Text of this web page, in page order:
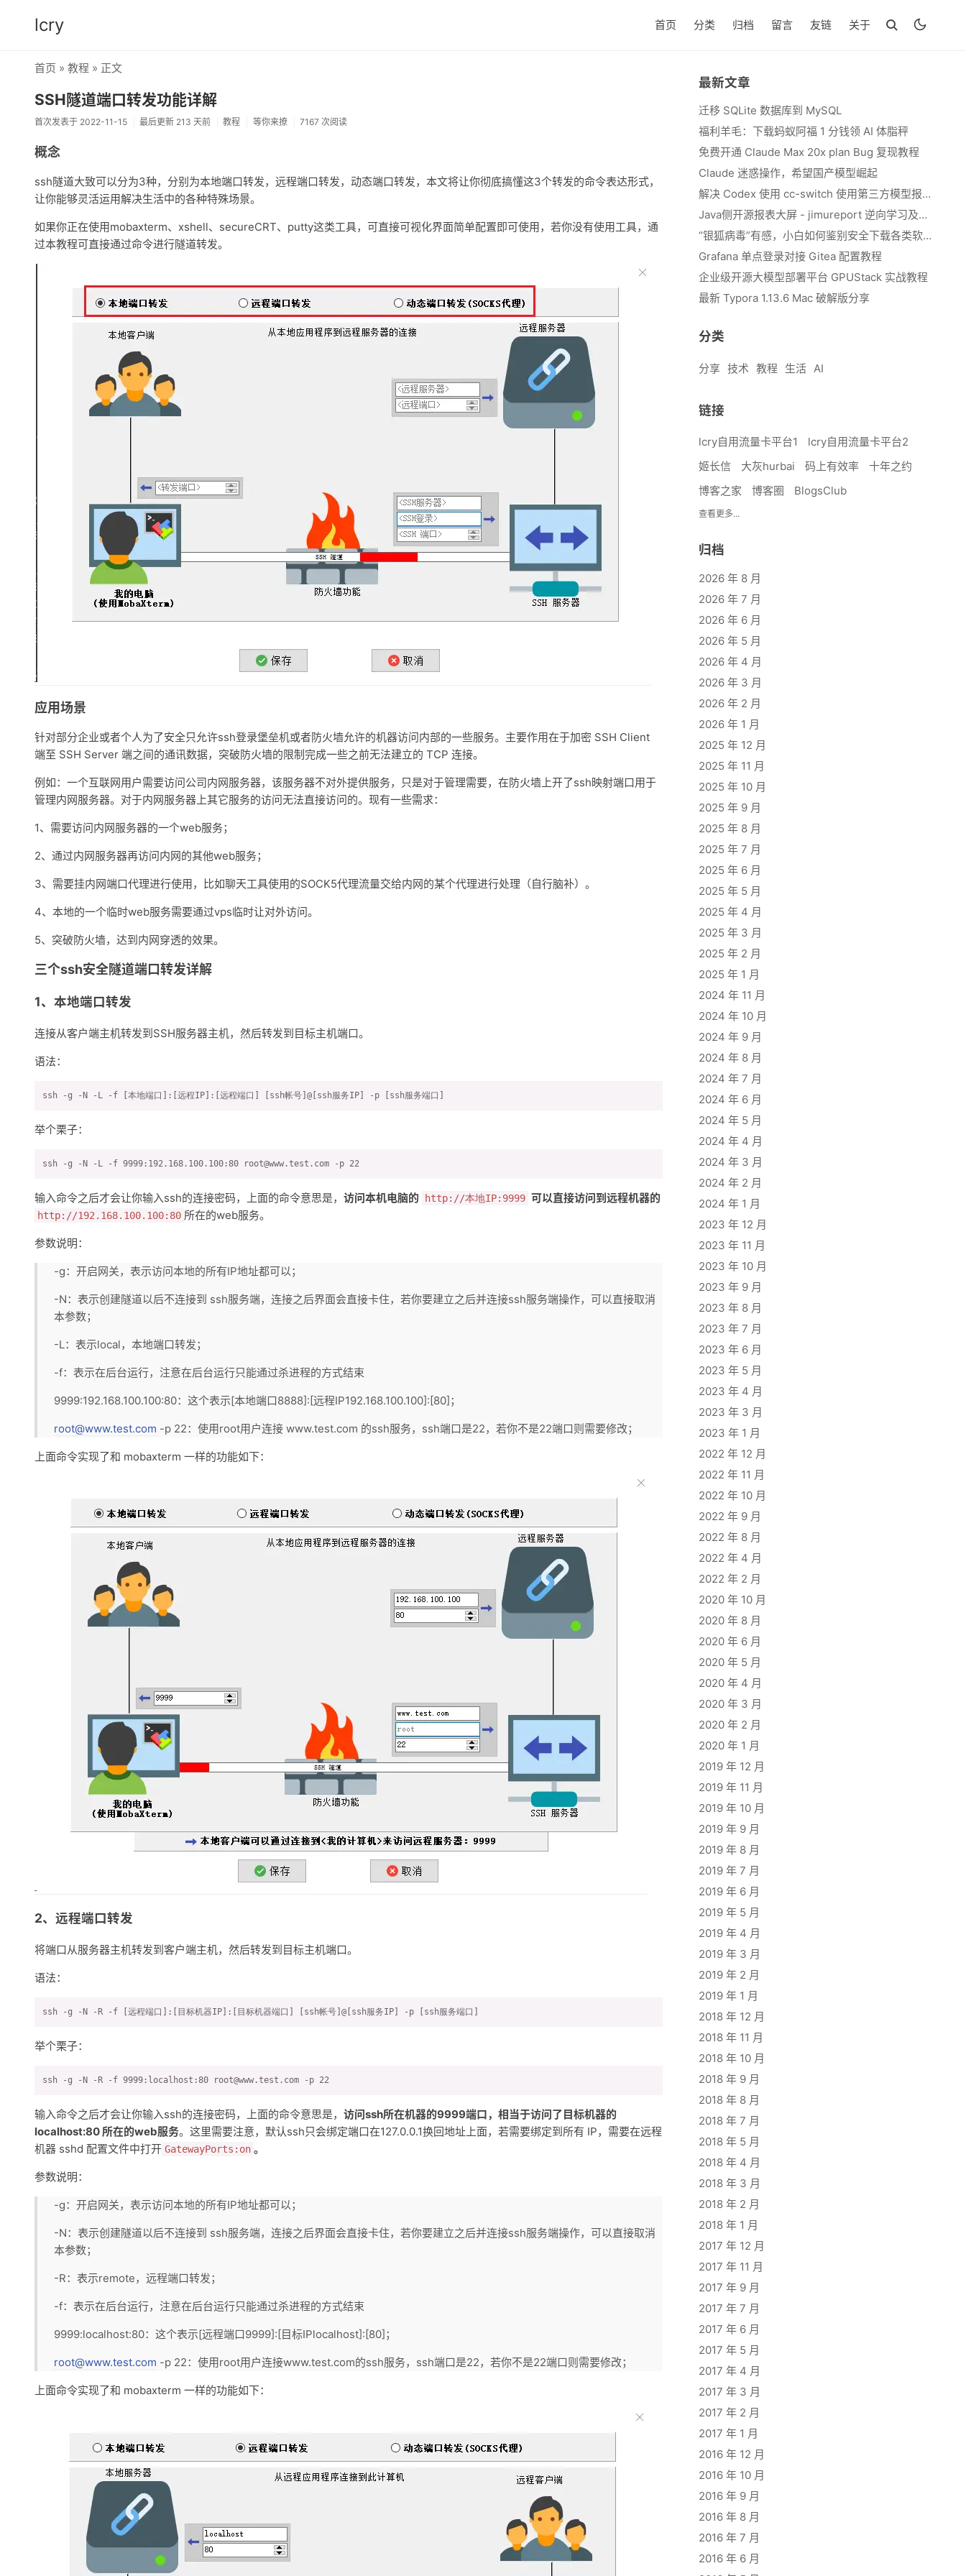
lcry 首页 分类 归档 留言 友链 关于
首页 » 教程 » 正文
SSH隧道端口转发功能详解
首次发表于 2022-11-15 最后更新 213 天前 教程 等你来撩 7167 次阅读
概念
ssh隧道大致可以分为3种，分别为本地端口转发，远程端口转发，动态端口转发，本文将让你彻底搞懂这3个转发的命令表达形式，
让你能够灵活运用解决生活中的各种特殊场景。
如果你正在使用mobaxterm、xshell、secureCRT、putty这类工具，可直接可视化界面简单配置即可使用，若你没有使用工具，通
过本教程可直接通过命令进行隧道转发。
应用场景
针对部分企业或者个人为了安全只允许ssh登录堡垒机或者防火墙允许的机器访问内部的一些服务。主要作用在于加密 SSH Client
端至 SSH Server 端之间的通讯数据，突破防火墙的限制完成一些之前无法建立的 TCP 连接。
例如：一个互联网用户需要访问公司内网服务器，该服务器不对外提供服务，只是对于管理需要，在防火墙上开了ssh映射端口用于
管理内网服务器。对于内网服务器上其它服务的访问无法直接访问的。现有一些需求：
1、需要访问内网服务器的一个web服务；
2、通过内网服务器再访问内网的其他web服务；
3、需要挂内网端口代理进行使用，比如聊天工具使用的SOCK5代理流量交给内网的某个代理进行处理（自行脑补）。
4、本地的一个临时web服务需要通过vps临时让对外访问。
5、突破防火墙，达到内网穿透的效果。
三个ssh安全隧道端口转发详解
1、本地端口转发
连接从客户端主机转发到SSH服务器主机，然后转发到目标主机端口。
语法：
ssh -g -N -L -f [本地端口]:[远程IP]:[远程端口] [ssh帐号]@[ssh服务IP] -p [ssh服务端口]
举个栗子：
ssh -g -N -L -f 9999:192.168.100.100:80 root@www.test.com -p 22
输入命令之后才会让你输入ssh的连接密码，上面的命令意思是， 访问本机电脑的 http://本地IP:9999 可以直接访问到远程机器的
http://192.168.100.100:80 所在的web服务。
参数说明：
-g：开启网关，表示访问本地的所有IP地址都可以；
-N：表示创建隧道以后不连接到 ssh服务端，连接之后界面会直接卡住，若你要建立之后并连接ssh服务端操作，可以直接取消
本参数；
-L：表示local，本地端口转发；
-f：表示在后台运行，注意在后台运行只能通过杀进程的方式结束
9999:192.168.100.100:80：这个表示[本地端口8888]:[远程IP192.168.100.100]:[80]；
root@www.test.com -p 22：使用root用户连接 www.test.com 的ssh服务，ssh端口是22，若你不是22端口则需要修改；
上面命令实现了和 mobaxterm 一样的功能如下：
2、远程端口转发
将端口从服务器主机转发到客户端主机，然后转发到目标主机端口。
语法：
ssh -g -N -R -f [远程端口]:[目标机器IP]:[目标机器端口] [ssh帐号]@[ssh服务IP] -p [ssh服务端口]
举个栗子：
ssh -g -N -R -f 9999:localhost:80 root@www.test.com -p 22
输入命令之后才会让你输入ssh的连接密码，上面的命令意思是， 访问ssh所在机器的9999端口，相当于访问了目标机器的
localhost:80 所在的web服务。这里需要注意，默认ssh只会绑定端口在127.0.0.1换回地址上面，若需要绑定到所有 IP，需要在远程
机器 sshd 配置文件中打开 GatewayPorts:on 。
参数说明：
-g：开启网关，表示访问本地的所有IP地址都可以；
-N：表示创建隧道以后不连接到 ssh服务端，连接之后界面会直接卡住，若你要建立之后并连接ssh服务端操作，可以直接取消
本参数；
-R：表示remote，远程端口转发；
-f：表示在后台运行，注意在后台运行只能通过杀进程的方式结束
9999:localhost:80：这个表示[远程端口9999]:[目标IPlocalhost]:[80]；
root@www.test.com -p 22：使用root用户连接www.test.com的ssh服务，ssh端口是22，若你不是22端口则需要修改；
上面命令实现了和 mobaxterm 一样的功能如下：
最新文章
迁移 SQLite 数据库到 MySQL
福利羊毛：下载蚂蚁阿福 1 分钱领 AI 体脂秤
免费开通 Claude Max 20x plan Bug 复现教程
Claude 迷惑操作，希望国产模型崛起
解决 Codex 使用 cc-switch 使用第三方模型报错 We&#039;re currently experiencing high demand, which may cause temporary errors.
Java侧开源报表大屏 - jimureport 逆向学习及二开思路
“银狐病毒”有感，小白如何鉴别安全下载各类软件
Grafana 单点登录对接 Gitea 配置教程
企业级开源大模型部署平台 GPUStack 实战教程
最新 Typora 1.13.6 Mac 破解版分享
分类
分享 技术 教程 生活 AI
链接
lcry自用流量卡平台1
lcry自用流量卡平台2
姬长信
大灰hurbai 码上有效率
十年之约
博客之家
博客圈 BlogsClub
查看更多...
归档
2026 年 8 月
2026 年 7 月
2026 年 6 月
2026 年 5 月
2026 年 4 月
2026 年 3 月
2026 年 2 月
2026 年 1 月
2025 年 12 月
2025 年 11 月
2025 年 10 月
2025 年 9 月
2025 年 8 月
2025 年 7 月
2025 年 6 月
2025 年 5 月
2025 年 4 月
2025 年 3 月
2025 年 2 月
2025 年 1 月
2024 年 11 月
2024 年 10 月
2024 年 9 月
2024 年 8 月
2024 年 7 月
2024 年 6 月
2024 年 5 月
2024 年 4 月
2024 年 3 月
2024 年 2 月
2024 年 1 月
2023 年 12 月
2023 年 11 月
2023 年 10 月
2023 年 9 月
2023 年 8 月
2023 年 7 月
2023 年 6 月
2023 年 5 月
2023 年 4 月
2023 年 3 月
2023 年 1 月
2022 年 12 月
2022 年 11 月
2022 年 10 月
2022 年 9 月
2022 年 8 月
2022 年 4 月
2022 年 2 月
2020 年 10 月
2020 年 8 月
2020 年 6 月
2020 年 5 月
2020 年 4 月
2020 年 3 月
2020 年 2 月
2020 年 1 月
2019 年 12 月
2019 年 11 月
2019 年 10 月
2019 年 9 月
2019 年 8 月
2019 年 7 月
2019 年 6 月
2019 年 5 月
2019 年 4 月
2019 年 3 月
2019 年 2 月
2019 年 1 月
2018 年 12 月
2018 年 11 月
2018 年 10 月
2018 年 9 月
2018 年 8 月
2018 年 7 月
2018 年 5 月
2018 年 4 月
2018 年 3 月
2018 年 2 月
2018 年 1 月
2017 年 12 月
2017 年 11 月
2017 年 9 月
2017 年 7 月
2017 年 6 月
2017 年 5 月
2017 年 4 月
2017 年 3 月
2017 年 2 月
2017 年 1 月
2016 年 12 月
2016 年 10 月
2016 年 9 月
2016 年 8 月
2016 年 7 月
2016 年 6 月